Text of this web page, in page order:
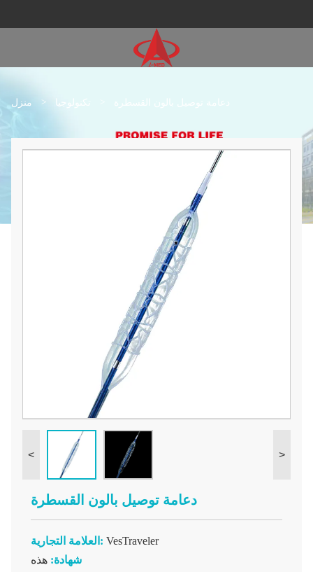
منزل > تكنولوجيا دعامة توصيل بالون القسطرة
< >
دعامة توصيل بالون القسطرة
العلامة التجارية: VesTraveler
شهادة: هذه